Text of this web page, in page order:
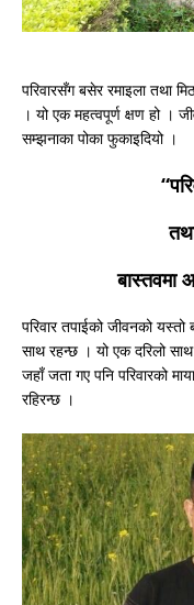
परिवारसँग बसेर रमाइला तथा
। यो एक महत्वपूर्ण क्षण हो ।
सम्झनाका पोका फुकाइदियो ।
“
बास्तवमा
परिवार तपाईको जीवनको
साथ रहन्छ । यो एक दरिलो
जहाँ जता गए पनि परिवारको
रहिरन्छ ।